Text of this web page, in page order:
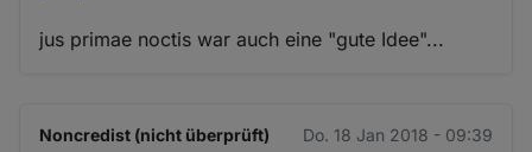
jus primae noctis war auch eine "gute Idee"...
Noncredist (nicht überprüft) Do. 18 Jan 2018 - 09:39